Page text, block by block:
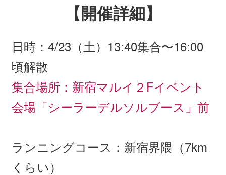
【開催詳細】
日時：4/23（土）13:40集合〜16:00
頃解散
集合場所：新宿マルイ２Fイベント
会場「シーラーデルソルブース」前
ランニングコース：新宿界隈（7km
くらい）